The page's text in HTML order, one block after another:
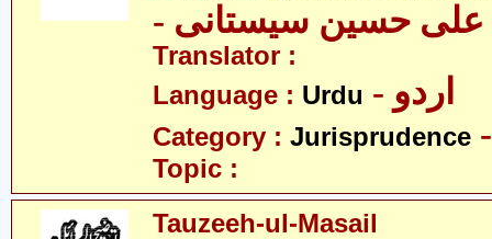
علی حسین سیستانی
Translator :
Language : Urdu - اردو
Category : Jurisprudence
Topic :
Tauzeeh-ul-Masail